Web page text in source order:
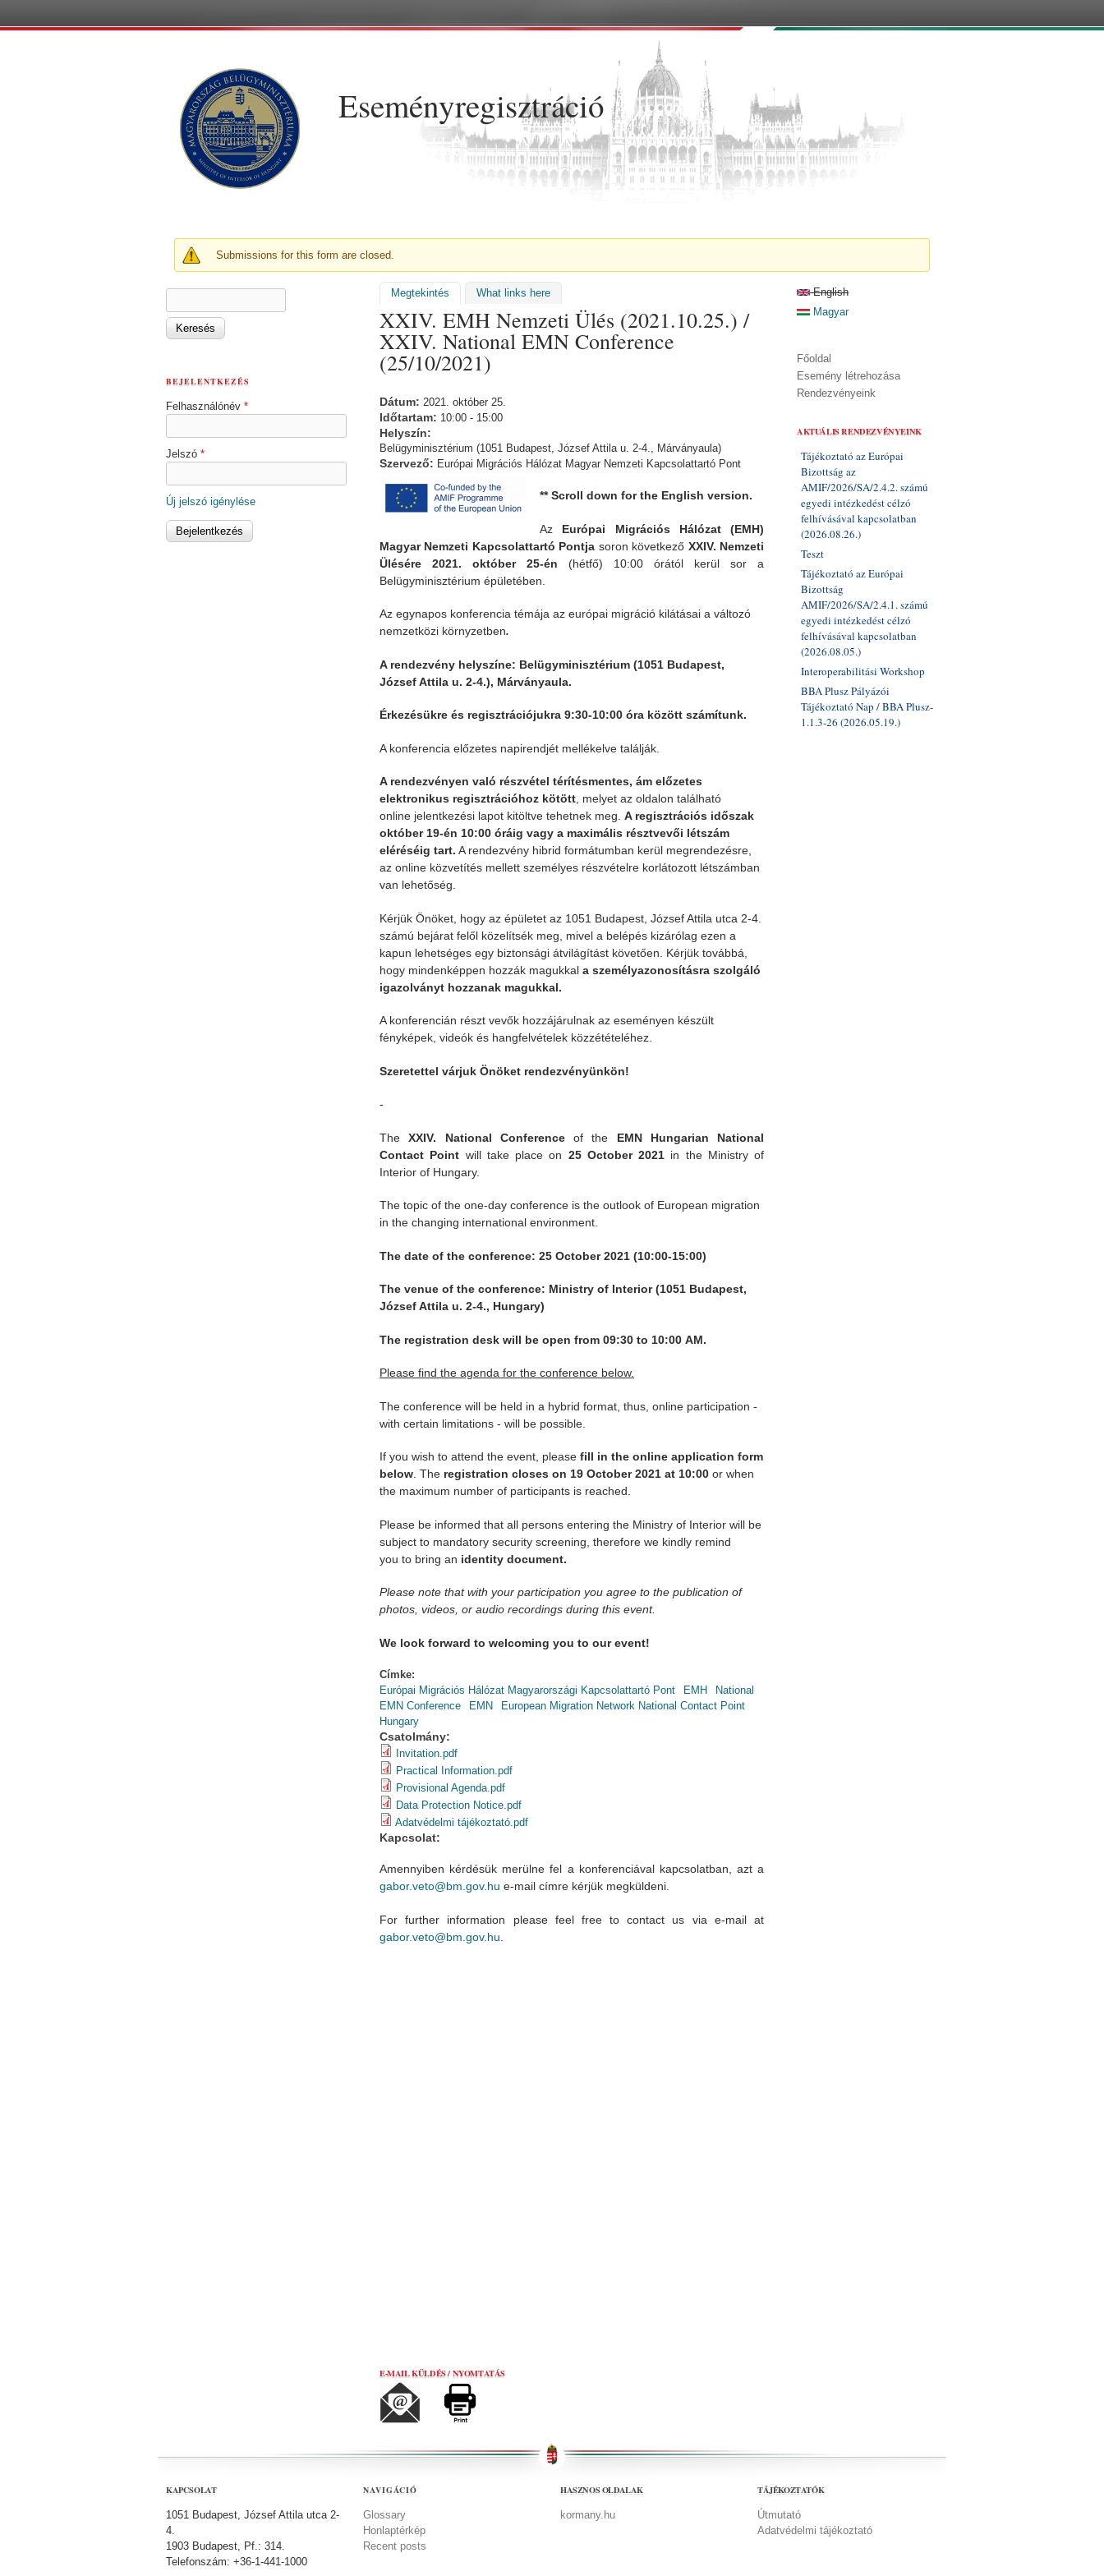
Eseményregisztráció
FIGYELMEZTETŐ ÜZENET
Submissions for this form are closed.
Megtekintés (aktív fül)What links here
XXIV. EMH Nemzeti Ülés (2021.10.25.) /
XXIV. National EMN Conference
(25/10/2021)
Dátum: 2021. október 25.
Időtartam: 10:00 - 15:00
Helyszín:
Belügyminisztérium (1051 Budapest, József Attila u. 2-4., Márványaula)
Szervező: Európai Migrációs Hálózat Magyar Nemzeti Kapcsolattartó Pont
** Scroll down for the English version.
Az Európai Migrációs Hálózat (EMH)
Magyar Nemzeti Kapcsolattartó Pontja soron következő XXIV. Nemzeti
Ülésére 2021. október 25-én (hétfő) 10:00 órától kerül sor a
Belügyminisztérium épületében.
Az egynapos konferencia témája az európai migráció kilátásai a változó
nemzetközi környzetben.
A rendezvény helyszíne: Belügyminisztérium (1051 Budapest,
József Attila u. 2-4.), Márványaula.
Érkezésükre és regisztrációjukra 9:30-10:00 óra között számítunk.
A konferencia előzetes napirendjét mellékelve találják.
A rendezvényen való részvétel térítésmentes, ám előzetes
elektronikus regisztrációhoz kötött , melyet az oldalon található
online jelentkezési lapot kitöltve tehetnek meg. A regisztrációs időszak
október 19-én 10:00 óráig vagy a maximális résztvevői létszám
eléréséig tart. A rendezvény hibrid formátumban kerül megrendezésre,
az online közvetítés mellett személyes részvételre korlátozott létszámban
van lehetőség.
Kérjük Önöket, hogy az épületet az 1051 Budapest, József Attila utca 2-4.
számú bejárat felől közelítsék meg, mivel a belépés kizárólag ezen a
kapun lehetséges egy biztonsági átvilágítást követően. Kérjük továbbá,
hogy mindenképpen hozzák magukkal a személyazonosításra szolgáló
igazolványt hozzanak magukkal.
A konferencián részt vevők hozzájárulnak az eseményen készült
fényképek, videók és hangfelvételek közzétételéhez.
Szeretettel várjuk Önöket rendezvényünkön!
-
TheXXIV. National Conference of the EMN Hungarian National
Contact Point will take place on 25 October 2021 in the Ministry of
Interior of Hungary.
The topic of the one-day conference is the outlook of European migration
in the changing international environment.
The date of the conference: 25 October 2021 (10:00-15:00)
The venue of the conference: Ministry of Interior (1051 Budapest,
József Attila u. 2-4., Hungary)
The registration desk will be open from 09:30 to 10:00 AM.
Please find the agenda for the conference below.
The conference will be held in a hybrid format, thus, online participation -
with certain limitations - will be possible.
If you wish to attend the event, please fill in the online application form
below . The registration closes on 19 October 2021 at 10:00 or when
the maximum number of participants is reached.
Please be informed that all persons entering the Ministry of Interior will be
subject to mandatory security screening, therefore we kindly remind
you to bring an identity document.
Please note that with your participation you agree to the publication of
photos, videos, or audio recordings during this event.
We look forward to welcoming you to our event!
Címke:
Európai Migrációs Hálózat Magyarországi Kapcsolattartó Pont
EMH
National
EMN Conference
EMN
European Migration Network National Contact Point
Hungary
Csatolmány:
Invitation.pdf
Practical Information.pdf
Provisional Agenda.pdf
Data Protection Notice.pdf
Adatvédelmi tájékoztató.pdf
Kapcsolat:
Amennyiben kérdésük merülne fel a konferenciával kapcsolatban, azt a
gabor.veto@bm.gov.hu e-mail címre kérjük megküldeni.
For further information please feel free to contact us via e-mail at
gabor.veto@bm.gov.hu
E-MAIL KÜLDÉS / NYOMTATÁS
KERESÉS ŰRLAP
BEJELENTKEZÉS
Felhasználónév *
Jelszó *
Új jelszó igénylése
English
Magyar
Főoldal
Esemény létrehozása
Rendezvényeink
AKTUÁLIS RENDEZVÉNYEINK
Tájékoztató az Európai
Bizottság az
AMIF/2026/SA/2.4.2. számú
egyedi intézkedést célzó
felhívásával kapcsolatban
(2026.08.26.)
Teszt
Tájékoztató az Európai
Bizottság
AMIF/2026/SA/2.4.1. számú
egyedi intézkedést célzó
felhívásával kapcsolatban
(2026.08.05.)
Interoperabilitási Workshop
BBA Plusz Pályázói
Tájékoztató Nap / BBA Plusz-
1.1.3-26 (2026.05.19.)
KAPCSOLAT
1051 Budapest, József Attila utca 2-
4.
1903 Budapest, Pf.: 314.
Telefonszám: +36-1-441-1000
NAVIGÁCIÓ
Glossary
Honlaptérkép
Recent posts
HASZNOS OLDALAK
kormany.hu
TÁJÉKOZTATÓK
Útmutató
Adatvédelmi tájékoztató